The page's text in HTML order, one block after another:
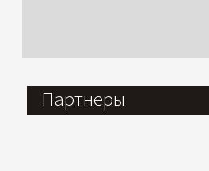
Партнеры